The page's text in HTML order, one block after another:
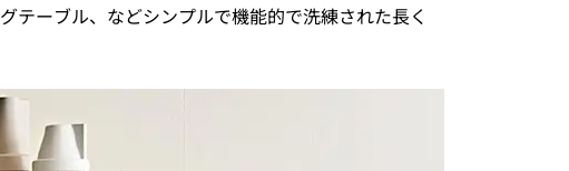
ーブル、などシンプルで機能的で洗練された長く